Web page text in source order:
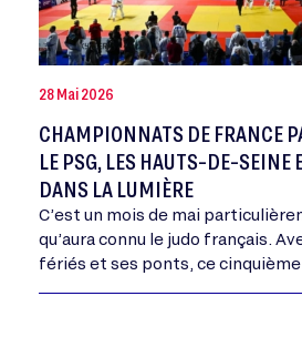
28 Mai 2026
CHAMPIONNATS DE FRANCE
LE PSG, LES HAUTS-DE-SEINE
DANS LA LUMIÈRE
C’est un mois de mai
qu’aura connu le judo français.
fériés et ses ponts, ce